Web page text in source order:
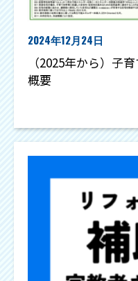
2024年12月24日
（2025年から）子
概要